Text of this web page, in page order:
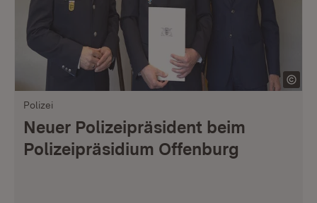
Polizei
Neuer Polizeipräsident beim
Polizeipräsidium Offenburg